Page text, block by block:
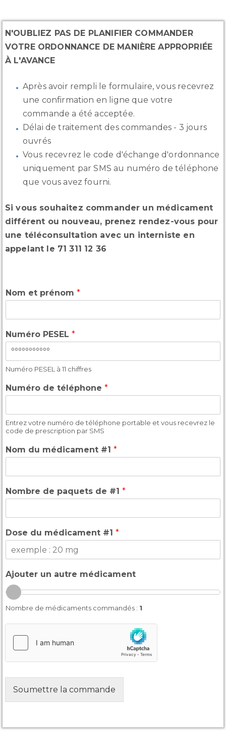
N'OUBLIEZ PAS DE PLANIFIER COMMANDER
VOTRE ORDONNANCE DE MANIÈRE APPROPRIÉE
À L'AVANCE
Après avoir rempli le formulaire, vous recevrez
une confirmation en ligne que votre
commande a été acceptée.
Délai de traitement des commandes - 3 jours
ouvrés
Vous recevrez le code d'échange d'ordonnance
uniquement par SMS au numéro de téléphone
que vous avez fourni.
Si vous souhaitez commander un médicament
différent ou nouveau, prenez rendez-vous pour
une téléconsultation avec un interniste en
appelant le 71 311 12 36
Nom et prénom *
Numéro PESEL *
Numéro PESEL à 11 chiffres
Numéro de téléphone *
Entrez votre numéro de téléphone portable et vous recevrez le
code de prescription par SMS
Nom du médicament #1 *
Nombre de paquets de #1 *
Dose du médicament #1 *
Ajouter un autre médicament
Nombre de médicaments commandés : 1
Soumettre la commande